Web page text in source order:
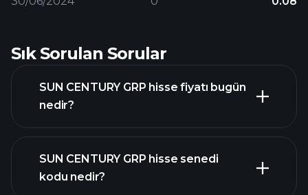
Sık Sorulan Sorular
SUN CENTURY GRP hisse fiyatı bugün
nedir?
SUN CENTURY GRP hisse senedi
kodu nedir?